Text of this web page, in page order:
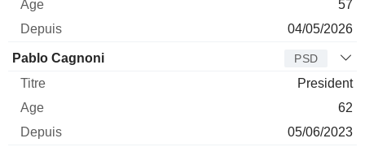
57
04/05/2026
Pablo Cagnoni PSD
President
62
05/06/2023